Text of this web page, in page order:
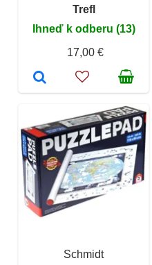
Trefl
Ihneď k odberu (13)
17,00 €
Schmidt